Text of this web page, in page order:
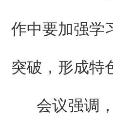
作中要加强学
突破，形成特
会议强调